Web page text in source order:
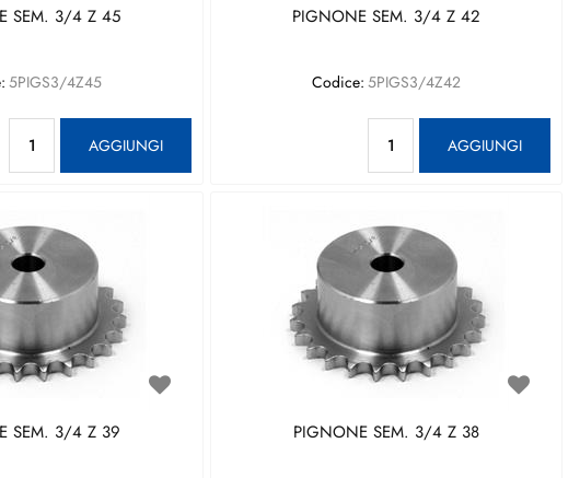
SEM. 3/4 Z 45
5PIGS3/4Z45
AGGIUNGI
PIGNONE SEM. 3/4 Z 42
Codice: 5PIGS3/4Z42
AGGIUNGI
SEM. 3/4 Z 39 PIGNONE SEM. 3/4 Z 38